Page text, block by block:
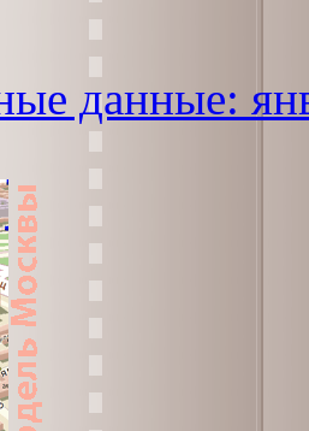
данные: